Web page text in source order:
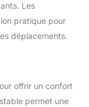
Les
pratique pour
déplacements.
offrir un confort
permet une